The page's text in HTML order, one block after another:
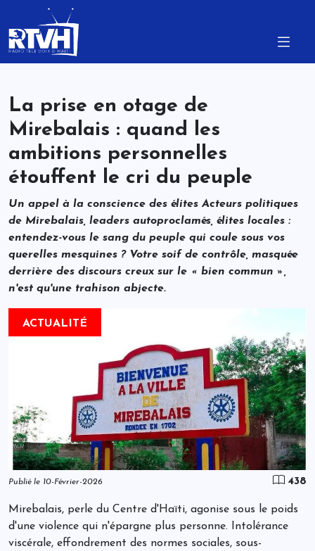
La prise en otage de
Mirebalais : quand les
ambitions personnelles
étouffent le cri du peuple
Un appel à la conscience des élites Acteurs politiques
de Mirebalais, leaders autoproclamés, élites locales :
entendez-vous le sang du peuple qui coule sous vos
querelles mesquines ? Votre soif de contrôle, masquée
derrière des discours creux sur le « bien commun »,
n'est qu'une trahison abjecte.
ACTUALITÉ
Publié le 10-Février-2026 438
Mirebalais, perle du Centre d'Haïti, agonise sous le poids
d'une violence qui n'épargne plus personne. Intolérance
viscérale, effondrement des normes sociales, sous-